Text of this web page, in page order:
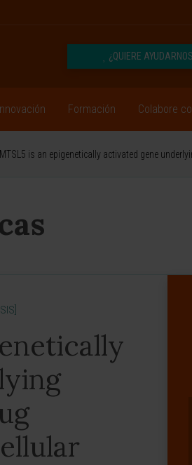
¿QUIERE
Formación Colabore
is an epigenetically activated gene